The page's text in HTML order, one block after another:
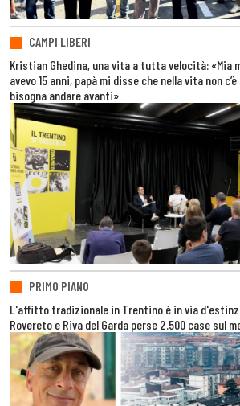
CAMPI LIBERI
Kristian Ghedina, una vita a tutta velocità: «Mia
avevo 15 anni, papà mi disse che nella vita non
bisogna andare avanti»
PRIMO PIANO
L'affitto tradizionale in Trentino è in via
Rovereto e Riva del Garda perse 2.500 case sul